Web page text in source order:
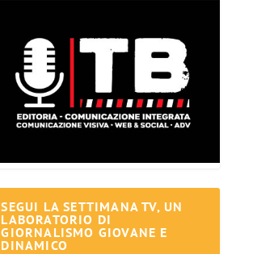
SEGUI LA SETTIMANA TV, UN
LABORATORIO DI
GIORNALISMO GIOVANE E
DINAMICO